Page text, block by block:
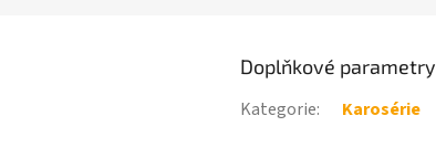
Doplňkové parametry
Kategorie: Karosérie